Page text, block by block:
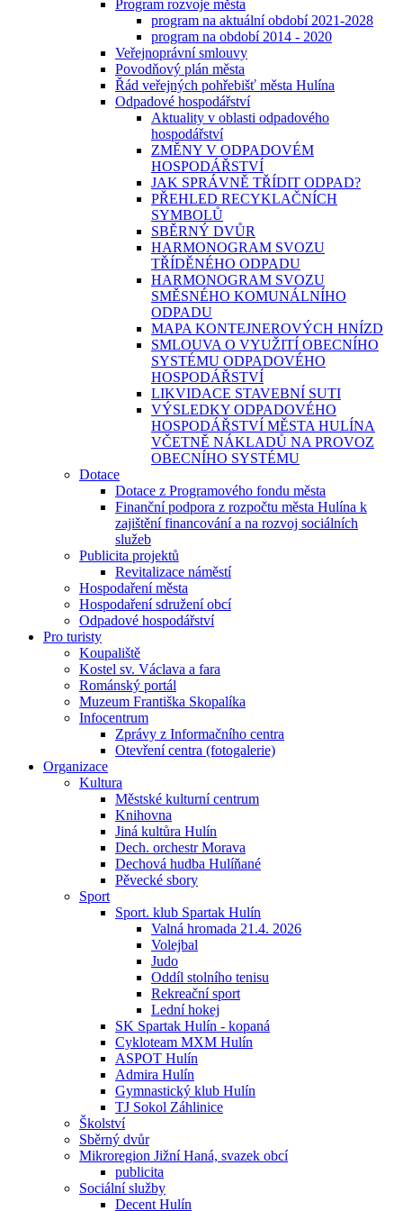
Program rozvoje města
program na aktuální období 2021-2028
program na období 2014 - 2020
Veřejnoprávní smlouvy
Povodňový plán města
Řád veřejných pohřebišť města Hulína
Odpadové hospodářství
Aktuality v oblasti odpadového
hospodářství
ZMĚNY V ODPADOVÉM
HOSPODÁŘSTVÍ
JAK SPRÁVNĚ TŘÍDIT ODPAD?
PŘEHLED RECYKLAČNÍCH
SYMBOLŮ
SBĚRNÝ DVŮR
HARMONOGRAM SVOZU
TŘÍDĚNÉHO ODPADU
HARMONOGRAM SVOZU
SMĚSNÉHO KOMUNÁLNÍHO
ODPADU
MAPA KONTEJNEROVÝCH HNÍZD
SMLOUVA O VYUŽITÍ OBECNÍHO
SYSTÉMU ODPADOVÉHO
HOSPODÁŘSTVÍ
LIKVIDACE STAVEBNÍ SUTI
VÝSLEDKY ODPADOVÉHO
HOSPODÁŘSTVÍ MĚSTA HULÍNA
VČETNĚ NÁKLADŮ NA PROVOZ
OBECNÍHO SYSTÉMU
Dotace
Dotace z Programového fondu města
Finanční podpora z rozpočtu města Hulína k
zajištění financování a na rozvoj sociálních
služeb
Publicita projektů
Revitalizace náměstí
Hospodaření města
Hospodaření sdružení obcí
Odpadové hospodářství
Pro turisty
Koupaliště
Kostel sv. Václava a fara
Románský portál
Muzeum Františka Skopalíka
Infocentrum
Zprávy z Informačního centra
Otevření centra (fotogalerie)
Organizace
Kultura
Městské kulturní centrum
Knihovna
Jiná kultůra Hulín
Dech. orchestr Morava
Dechová hudba Hulíňané
Pěvecké sbory
Sport
Sport. klub Spartak Hulín
Valná hromada 21.4. 2026
Volejbal
Judo
Oddíl stolního tenisu
Rekreační sport
Lední hokej
SK Spartak Hulín - kopaná
Cykloteam MXM Hulín
ASPOT Hulín
Admira Hulín
Gymnastický klub Hulín
TJ Sokol Záhlinice
Školství
Sběrný dvůr
Mikroregion Jižní Haná, svazek obcí
publicita
Sociální služby
Decent Hulín